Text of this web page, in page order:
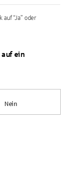
auf “Ja” oder
auf ein
Nein